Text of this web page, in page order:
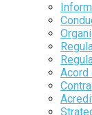
Acord